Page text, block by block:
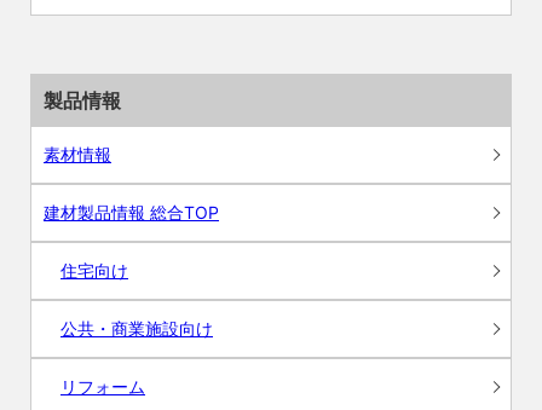
製品情報
素材情報
建材製品情報 総合TOP
住宅向け
公共・商業施設向け
リフォーム